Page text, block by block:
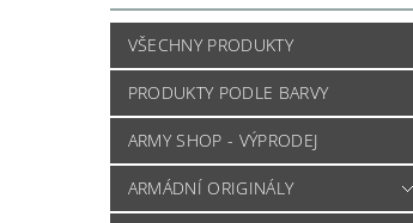
VŠECHNY PRODUKTY
PRODUKTY PODLE BARVY
ARMY SHOP - VÝPRODEJ
ARMÁDNÍ ORIGINÁLY